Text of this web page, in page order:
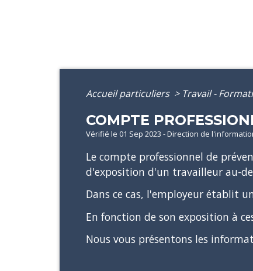
Accueil particuliers > Travail -
COMPTE
Vérifié le 01 Sep 2023 - Direction de
Le compte professionnel de
d'exposition d'un travailleur au-
Dans ce cas, l'employeur établit
En fonction de son exposition à
Nous vous présentons les